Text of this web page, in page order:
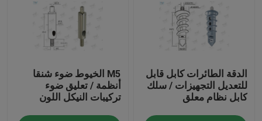
مصباح دوارة المشتركة
الدقة الطائرات كابل قابل
للتعديل التجهيزات / سلك
كابل نظام معلق
M5 الخيوط ضوء شنقا
أنظمة / تعليق ضوء
تركيبات النيكل اللون